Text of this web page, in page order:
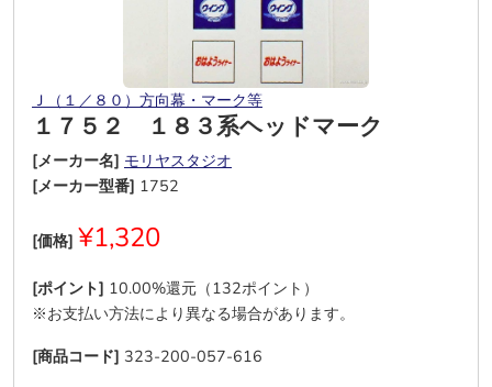
Ｊ（１／８０）方向幕・マーク等
１７５２ １８３系ヘッドマーク
[メーカー名] モリヤスタジオ
[メーカー型番] 1752
[価格] ¥1,320
[ポイント] 10.00%還元（132ポイント）
※お支払い方法により異なる場合があります。
[商品コード] 323-200-057-616